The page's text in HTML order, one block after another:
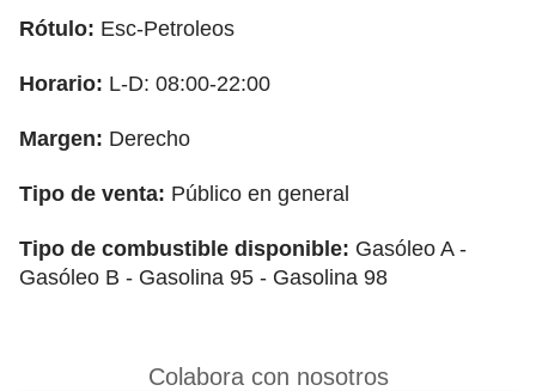
Rótulo: Esc-Petroleos
Horario: L-D: 08:00-22:00
Margen: Derecho
Tipo de venta: Público en general
Tipo de combustible disponible: Gasóleo A -
Gasóleo B - Gasolina 95 - Gasolina 98
Colabora con nosotros